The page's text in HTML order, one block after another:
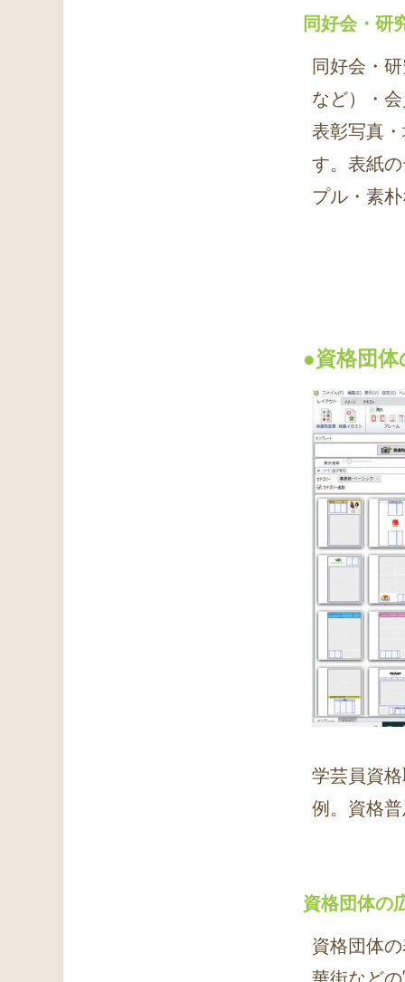
同好会・研
同好会・
など）・
表彰写真
す。表紙
プル・素
●資格団
学芸員資
例。資格
資格団体の
資格団体